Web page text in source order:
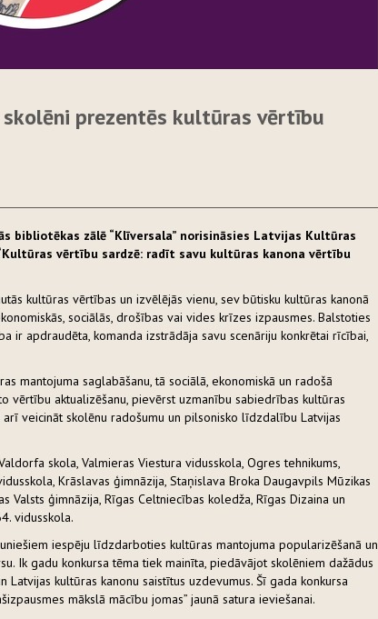
prezentēs kultūras vērtību
bibliotēkas zālē “Klīversala” norisināsies Latvijas Kultūras
Kultūras vērtību sardzē: radīt savu kultūras kanona vērtību
kultūras vērtības un izvēlējās vienu, sev būtisku kultūras kanonā
sociālās, drošības vai vides krīzes izpausmes. Balstoties
ir apdraudēta, komanda izstrādāja savu scenāriju konkrētai rīcībai,
mantojuma saglabāšanu, tā sociālā, ekonomiskā un radošā
vērtību aktualizēšanu, pievērst uzmanību sabiedrības kultūras
veicināt skolēnu radošumu un pilsonisko līdzdalību Latvijas
skola, Valmieras Viestura vidusskola, Ogres tehnikums,
Krāslavas ģimnāzija, Staņislava Broka Daugavpils Mūzikas
Valsts ģimnāzija, Rīgas Celtniecības koledža, Rīgas Dizaina un
vidusskola.
iespēju līdzdarboties kultūras mantojuma popularizēšanā un
Ik gadu konkursa tēma tiek mainīta, piedāvājot skolēniem dažādus
kultūras kanonu saistītus uzdevumus. Šī gada konkursa
mākslā mācību jomas” jaunā satura ieviešanai.